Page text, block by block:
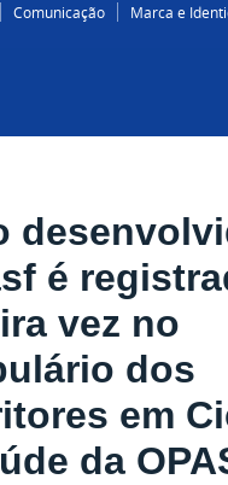
Comunicação Marca e
é
vez no
dos
em
da